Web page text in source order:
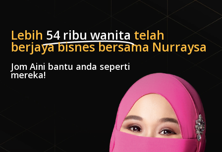
Lebih 54 ribu wanita telah
berjaya bisnes bersama Nurraysa
Jom Aini bantu anda seperti
mereka!